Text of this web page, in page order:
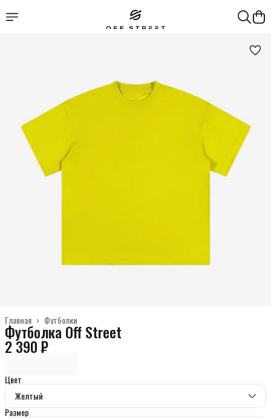
Футболки
Главная ›
Футболка Off Street
2 390 ₽
Цвет
Желтый
Размер